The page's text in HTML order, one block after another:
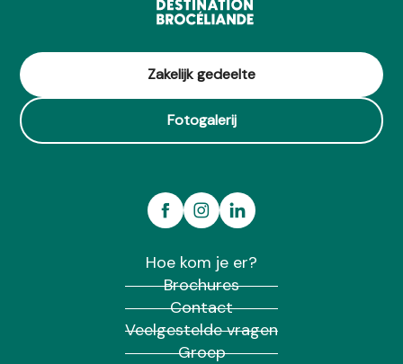
Zakelijk gedeelte
Fotogalerij
Hoe kom je er?
Brochures
Contact
Veelgestelde vragen
Groep